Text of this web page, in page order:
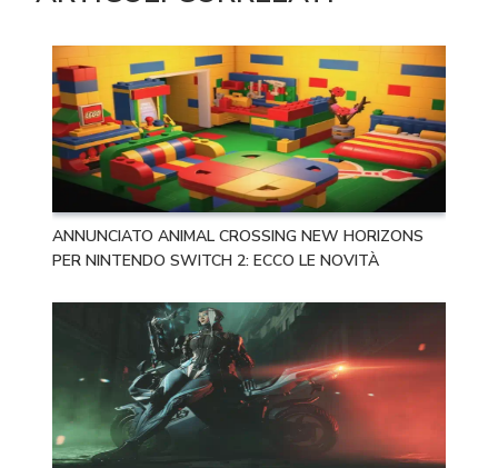
ANNUNCIATO ANIMAL CROSSING NEW HORIZONS
PER NINTENDO SWITCH 2: ECCO LE NOVITÀ